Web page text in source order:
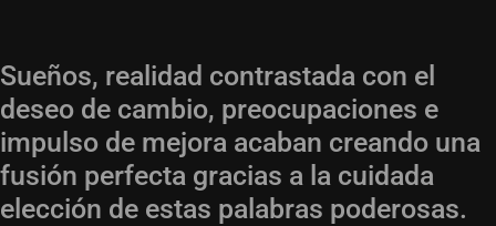
Sueños, realidad contrastada con el
deseo de cambio, preocupaciones e
impulso de mejora acaban creando una
fusión perfecta gracias a la cuidada
elección de estas palabras poderosas.